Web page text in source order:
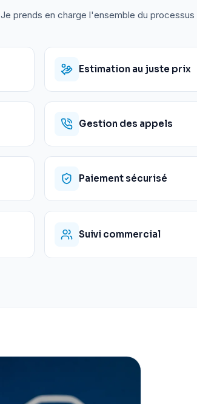
Je prends en charge l'ensemble du
Estimation au juste prix
Gestion des appels
Paiement sécurisé
Suivi commercial